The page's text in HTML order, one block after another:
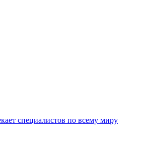
специалистов по всему миру